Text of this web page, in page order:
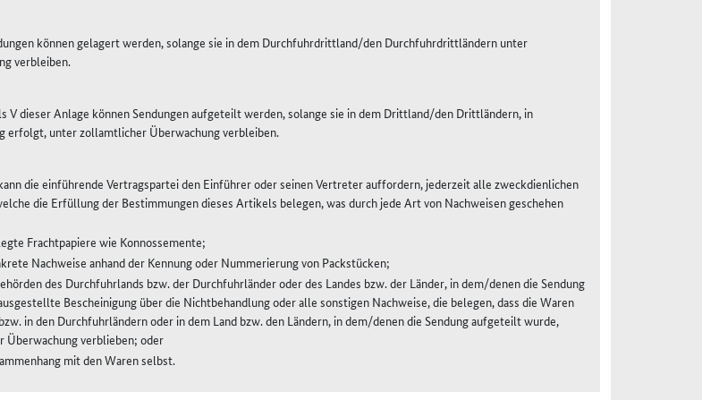
können gelagert werden, solange sie in dem Durchfuhrdrittland/den Durchfuhrdrittländern unter
verbleiben.
V dieser Anlage können Sendungen aufgeteilt werden, solange sie in dem Drittland/den Drittländern, in
erfolgt, unter zollamtlicher Überwachung verbleiben.
die einführende Vertragspartei den Einführer oder seinen Vertreter auffordern, jederzeit alle zweckdienlichen
die Erfüllung der Bestimmungen dieses Artikels belegen, was durch jede Art von Nachweisen geschehen
Frachtpapiere wie Konnossemente;
Nachweise anhand der Kennung oder Nummerierung von Packstücken;
des Durchfuhrlands bzw. der Durchfuhrländer oder des Landes bzw. der Länder, in dem/denen die Sendung
Bescheinigung über die Nichtbehandlung oder alle sonstigen Nachweise, die belegen, dass die Waren
in den Durchfuhrländern oder in dem Land bzw. den Ländern, in dem/denen die Sendung aufgeteilt wurde,
Überwachung verblieben; oder
mit den Waren selbst.